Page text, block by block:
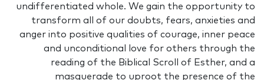
undifferentiated whole. We gain the opportunity to
transform all of our doubts, fears, anxieties and
anger into positive qualities of courage, inner peace
and unconditional love for others through the
reading of the Biblical Scroll of Esther, and a
masquerade to uproot the presence of the